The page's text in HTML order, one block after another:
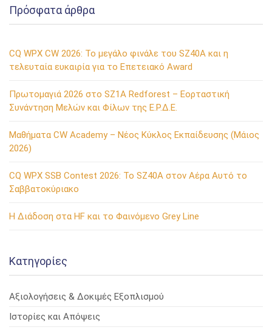
Πρόσφατα άρθρα
CQ WPX CW 2026: Το μεγάλο φινάλε του SZ40A και η
τελευταία ευκαιρία για το Επετειακό Award
Πρωτομαγιά 2026 στο SZ1A Redforest – Εορταστική
Συνάντηση Μελών και Φίλων της Ε.Ρ.Δ.Ε.
Μαθήματα CW Academy – Νέος Κύκλος Εκπαίδευσης (Μάιος
2026)
CQ WPX SSB Contest 2026: Το SZ40A στον Αέρα Αυτό το
Σαββατοκύριακο
Η Διάδοση στα HF και το Φαινόμενο Grey Line
Kατηγορίες
Αξιολογήσεις & Δοκιμές Εξοπλισμού
Ιστορίες και Απόψεις